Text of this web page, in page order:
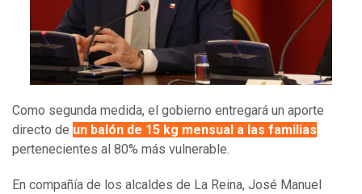
Como segunda medida, el gobierno entregará un aporte
directo de un balón de 15 kg mensual a las familias
pertenecientes al 80% más vulnerable.
En compañía de los alcaldes de La Reina, José Manuel